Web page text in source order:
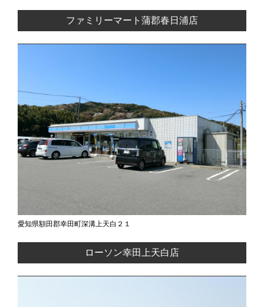
ファミリーマート蒲郡春日浦店
愛知県額田郡幸田町深溝上天白２１
ローソン幸田上天白店